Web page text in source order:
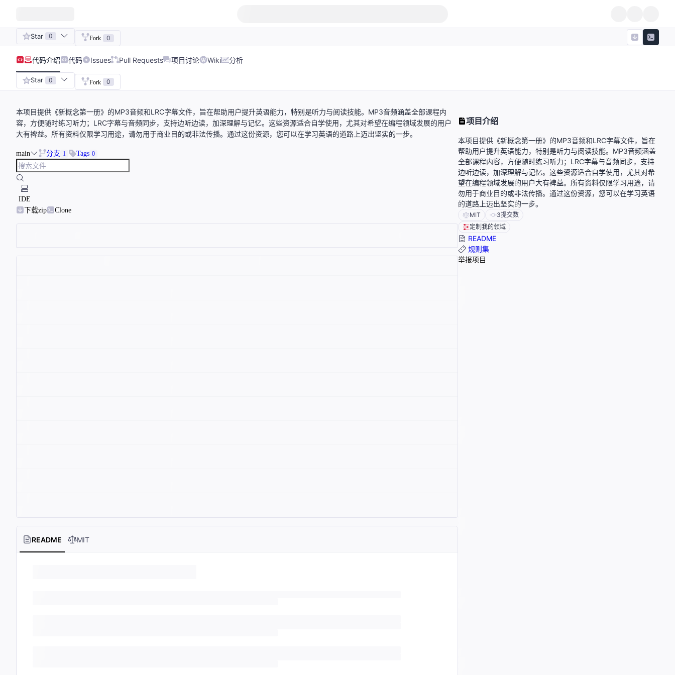
Star 0 Fork 0
代码介绍 代码 Issues Pull Requests 项目讨论 Wiki 分析
Star 0 Fork 0
本项目提供《新概念第一册》的MP3音频和LRC字幕文件，旨在帮助用户提升英语能力，特别是听力与阅读技能。MP3音频涵盖全部课程内
容，方便随时练习听力；LRC字幕与音频同步，支持边听边读，加深理解与记忆。这些资源适合自学使用，尤其对希望在编程领域发展的用户
大有裨益。所有资料仅限学习用途，请勿用于商业目的或非法传播。通过这份资源，您可以在学习英语的道路上迈出坚实的一步。
main 分支 1 Tags 0
IDE
下载zip
Clone
README MIT
项目介绍
本项目提供《新概念第一册》的MP3音频和LRC字幕文件，旨在
帮助用户提升英语能力，特别是听力与阅读技能。MP3音频涵盖
全部课程内容，方便随时练习听力；LRC字幕与音频同步，支持
边听边读，加深理解与记忆。这些资源适合自学使用，尤其对希
望在编程领域发展的用户大有裨益。所有资料仅限学习用途，请
勿用于商业目的或非法传播。通过这份资源，您可以在学习英语
的道路上迈出坚实的一步。
MIT 3提交数
定制我的领域
README
规则集
举报项目